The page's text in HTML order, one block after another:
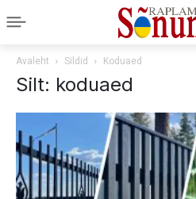
Avaleht Sildid Koduaed
Silt: koduaed